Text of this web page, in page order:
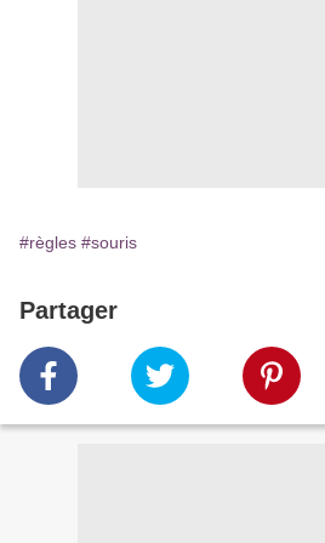
#règles #souris
Partager